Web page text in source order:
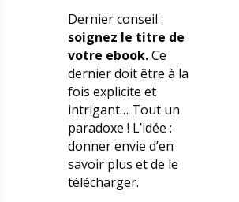
Dernier conseil :
soignez le titre de
votre ebook.Ce
dernier doit être à la
fois explicite et
intrigant… Tout un
paradoxe ! L’idée :
donner envie d’en
savoir plus et de le
télécharger.